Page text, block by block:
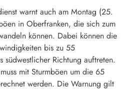
warnt auch am Montag (25.
in Oberfranken, die sich zum
können. Dabei können die
bis zu 55
südwestlicher Richtung auftreten.
mit Sturmböen um die 65
werden. Die Warnung gilt